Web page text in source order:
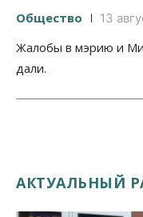
Общество 13
Жалобы в мэрию и
дали.
АКТУАЛЬНЫЙ